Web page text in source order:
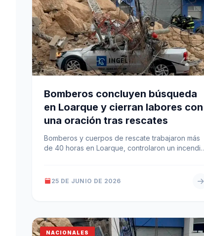
Bomberos concluyen búsqueda
en Loarque y cierran labores con
una oración tras rescates
Bomberos y cuerpos de rescate trabajaron más
de 40 horas en Loarque, controlaron un incendio
25 DE JUNIO DE 2026
NACIONALES